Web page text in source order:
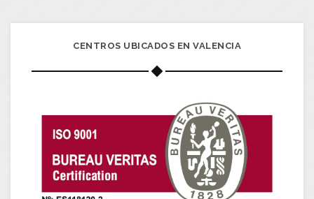
CENTROS UBICADOS EN VALENCIA